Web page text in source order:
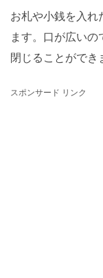
お札や小銭を入れ
ます。口が広いの
閉じることができ
スポンサード リンク